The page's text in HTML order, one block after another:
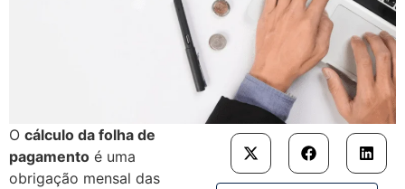
O cálculo da folha de
pagamento é uma
obrigação mensal das